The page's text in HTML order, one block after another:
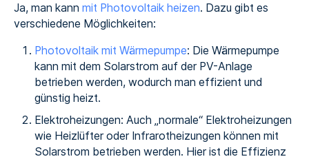
Ja, man kann mit Photovoltaik heizen. Dazu gibt es
verschiedene Möglichkeiten:
Photovoltaik mit Wärmepumpe: Die Wärmepumpe
kann mit dem Solarstrom auf der PV-Anlage
betrieben werden, wodurch man effizient und
günstig heizt.
Elektroheizungen: Auch „normale“ Elektroheizungen
wie Heizlüfter oder Infrarotheizungen können mit
Solarstrom betrieben werden. Hier ist die Effizienz